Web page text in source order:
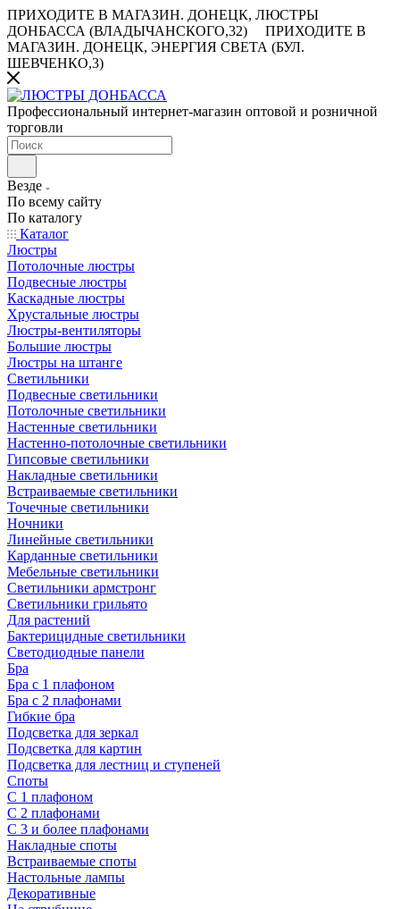
ПРИХОДИТЕ В МАГАЗИН. ДОНЕЦК, ЛЮСТРЫ
ДОНБАССА (ВЛАДЫЧАНСКОГО,32)
ПРИХОДИТЕ В
МАГАЗИН. ДОНЕЦК, ЭНЕРГИЯ СВЕТА (БУЛ.
ШЕВЧЕНКО,3)
Профессиональный интернет-магазин оптовой и розничной
торговли
Везде
По всему сайту
По каталогу
Каталог
Люстры
Потолочные люстры
Подвесные люстры
Каскадные люстры
Хрустальные люстры
Люстры-вентиляторы
Большие люстры
Люстры на штанге
Светильники
Подвесные светильники
Потолочные светильники
Настенные светильники
Настенно-потолочные светильники
Гипсовые светильники
Накладные светильники
Встраиваемые светильники
Точечные светильники
Ночники
Линейные светильники
Карданные светильники
Мебельные светильники
Светильники армстронг
Светильники грильято
Для растений
Бактерицидные светильники
Светодиодные панели
Бра
Бра с 1 плафоном
Бра с 2 плафонами
Гибкие бра
Подсветка для зеркал
Подсветка для картин
Подсветка для лестниц и ступеней
Споты
С 1 плафоном
С 2 плафонами
С 3 и более плафонами
Накладные споты
Встраиваемые споты
Настольные лампы
Декоративные